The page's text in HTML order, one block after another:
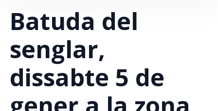
Batuda del
senglar,
dissabte 5 de